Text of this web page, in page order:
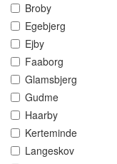
Broby
Egebjerg
Ejby
Faaborg
Glamsbjerg
Gudme
Haarby
Kerteminde
Langeskov